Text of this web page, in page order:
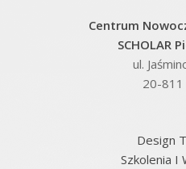
Centrum
SCHOLAR
ul.
20-811
Design
Szkolenia I